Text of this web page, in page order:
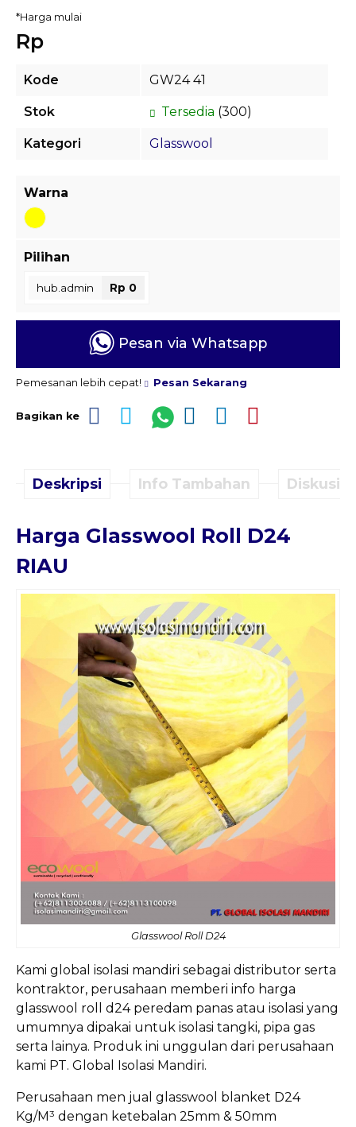
*Harga mulai
Rp
Kode GW24 41
Stok Tersedia (300)
Kategori Glasswool
Warna
Pilihan
hub.admin Rp 0
Pesan via Whatsapp
Pemesanan lebih cepat! Pesan Sekarang
Bagikan ke
Deskripsi Info Tambahan Diskusi
Harga Glasswool Roll D24
RIAU
Glasswool Roll D24
Kami global isolasi mandiri sebagai distributor serta
kontraktor, perusahaan memberi info harga
glasswool roll d24 peredam panas atau isolasi yang
umumnya dipakai untuk isolasi tangki, pipa gas
serta lainya. Produk ini unggulan dari perusahaan
kami PT. Global Isolasi Mandiri.
Perusahaan men jual glasswool blanket D24
Kg/M³ dengan ketebalan 25mm & 50mm